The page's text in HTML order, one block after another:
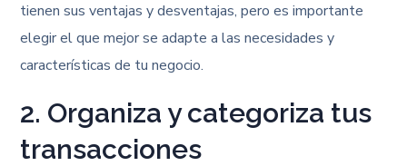
tienen sus ventajas y desventajas, pero es importante
elegir el que mejor se adapte a las necesidades y
características de tu negocio.
2. Organiza y categoriza tus
transacciones